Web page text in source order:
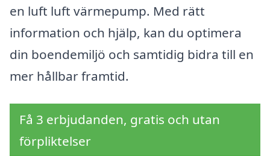
en luft luft värmepump. Med rätt
information och hjälp, kan du optimera
din boendemiljö och samtidig bidra till en
mer hållbar framtid.
Få 3 erbjudanden, gratis och utan
förpliktelser